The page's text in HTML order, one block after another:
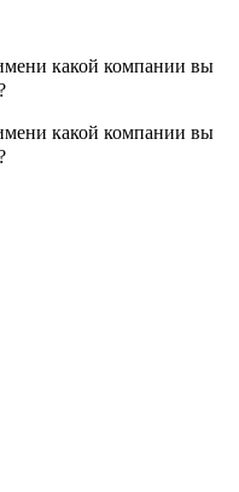
какой компании вы
какой компании вы